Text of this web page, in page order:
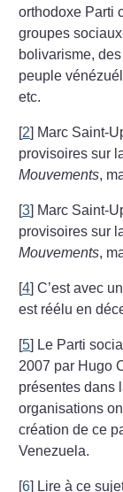
orthodoxe Parti
groupes
bolivarisme,
peuple
etc.
[2 Marc Saint-
provisoires sur
Mouvements,
[3 Marc Saint-
provisoires sur
Mouvements,
[4 ]C’est avec
est réélu en
[5 Le Parti
2007 par Hugo
présentes dans
organisations
création de ce
Venezuela.
[6 Lire à ce